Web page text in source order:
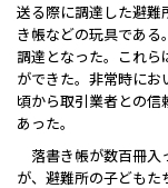
送る際に調達した避難
き帳などの玩具である
調達となった。これら
ができた。非常時にお
頃から取引業者との信
あった。
落書き帳が数百冊入
が、避難所の子どもた